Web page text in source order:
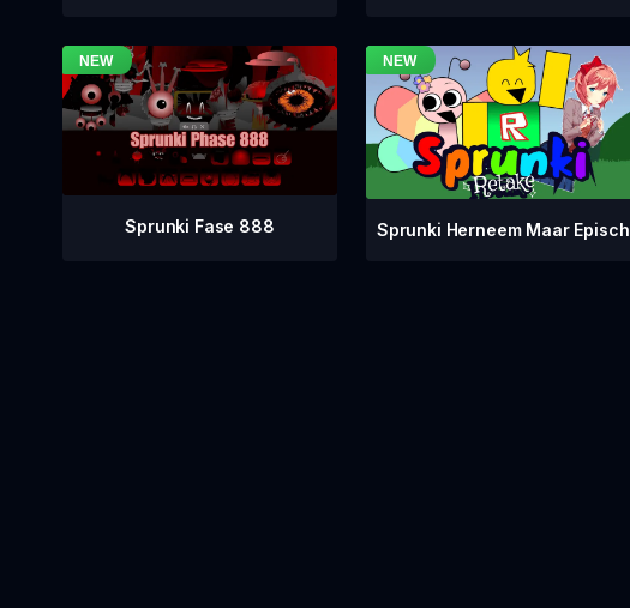
Sprunki Fase 888 Sprunki Herneem Maar Episch